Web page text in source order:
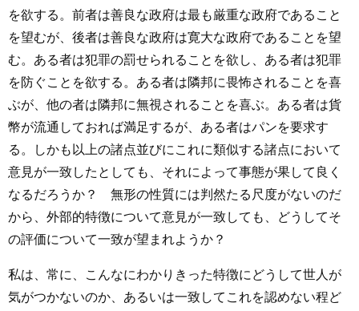
を欲する。前者は善良な政府は最も厳重な政府であること
を望むが、後者は善良な政府は寛大な政府であることを望
む。ある者は犯罪の罰せられることを欲し、ある者は犯罪
を防ぐことを欲する。ある者は隣邦に畏怖されることを喜
ぶが、他の者は隣邦に無視されることを喜ぶ。ある者は貨
幣が流通しておれば満足するが、ある者はパンを要求す
る。しかも以上の諸点並びにこれに類似する諸点において
意見が一致したとしても、それによって事態が果して良く
なるだろうか？ 無形の性質には判然たる尺度がないのだ
から、外部的特徴について意見が一致しても、どうしてそ
の評価について一致が望まれようか？
私は、常に、こんなにわかりきった特徴にどうして世人が
気がつかないのか、あるいは一致してこれを認めない程ど